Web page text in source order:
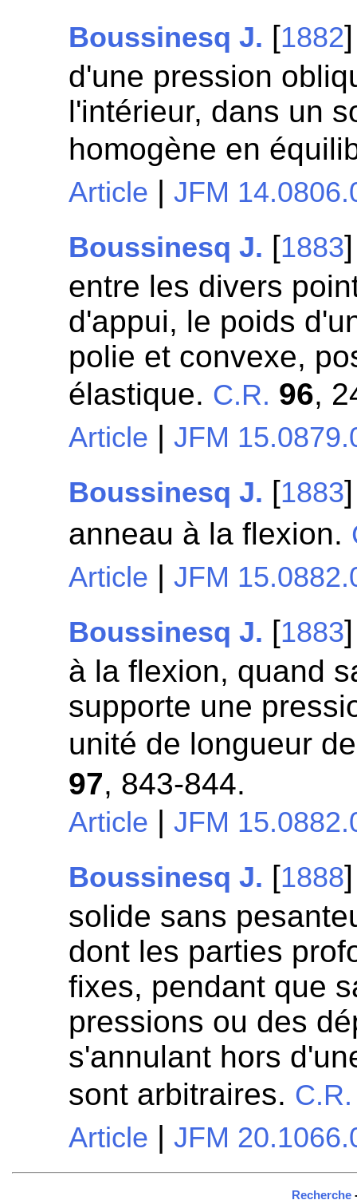
Boussinesq J. [1882
d'une pression
l'intérieur, dans un
homogène en
Article |JFM
Boussinesq J. [1883
entre les divers
d'appui, le poids
polie et convexe,
élastique. C.R. 96,
Article |JFM
Boussinesq J. [1883
anneau à la flexion.
Article |JFM
Boussinesq J. [1883
à la flexion, quand
supporte une
unité de longueur
97, 843-844.
Article |JFM
Boussinesq J. [1888
solide sans
dont les parties
fixes, pendant que
pressions ou des
s'annulant hors
sont arbitraires. C.R.
Article |JFM
Recherche